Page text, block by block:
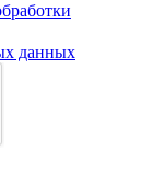
данных